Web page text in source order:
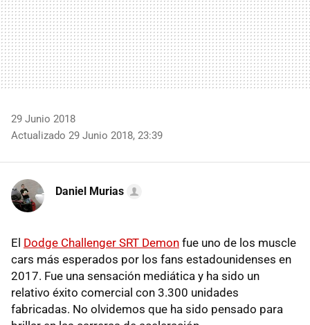
29 Junio 2018
Actualizado 29 Junio 2018, 23:39
Daniel Murias
El Dodge Challenger SRT Demon fue uno de los muscle
cars más esperados por los fans estadounidenses en
2017. Fue una sensación mediática y ha sido un
relativo éxito comercial con 3.300 unidades
fabricadas. No olvidemos que ha sido pensado para